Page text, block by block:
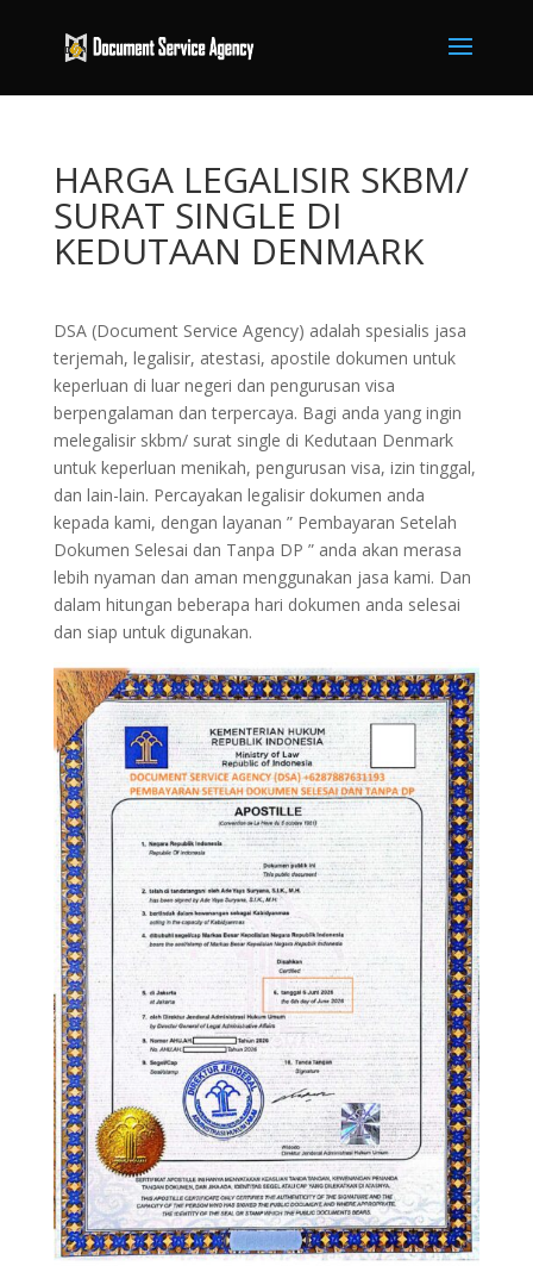
HARGA LEGALISIR SKBM/
SURAT SINGLE DI
KEDUTAAN DENMARK
DSA (Document Service Agency) adalah spesialis jasa
terjemah, legalisir, atestasi, apostile dokumen untuk
keperluan di luar negeri dan pengurusan visa
berpengalaman dan terpercaya. Bagi anda yang ingin
melegalisir skbm/ surat single di Kedutaan Denmark
untuk keperluan menikah, pengurusan visa, izin tinggal,
dan lain-lain. Percayakan legalisir dokumen anda
kepada kami, dengan layanan ” Pembayaran Setelah
Dokumen Selesai dan Tanpa DP ” anda akan merasa
lebih nyaman dan aman menggunakan jasa kami. Dan
dalam hitungan beberapa hari dokumen anda selesai
dan siap untuk digunakan.